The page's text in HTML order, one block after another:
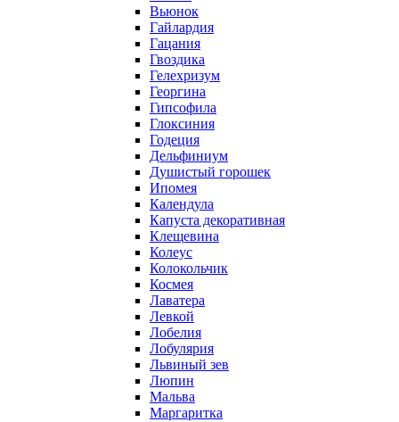
Вьюнок
Гайлардия
Гацания
Гвоздика
Гелехризум
Георгина
Гипсофила
Глоксиния
Годеция
Дельфиниум
Душистый горошек
Ипомея
Календула
Капуста декоративная
Клещевина
Колеус
Колокольчик
Космея
Лаватера
Левкой
Лобелия
Лобулярия
Львиный зев
Люпин
Мальва
Маргаритка